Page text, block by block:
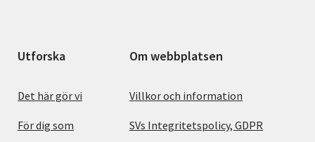
Utforska
Det här gör vi
För dig som
Om webbplatsen
Villkor och information
SVs Integritetspolicy, GDPR